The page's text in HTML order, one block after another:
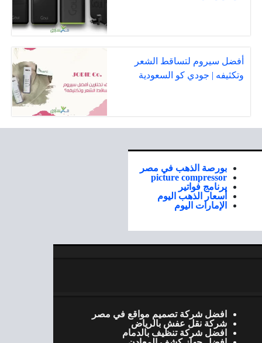
أفضل سيروم لتساقط الشعر
وتكثيفه | جودي كو السعودية
بورصة الذهب في مصر
picture compressor
برنامج فواتير
أسعار الذهب اليوم
الإمارات اليوم
افضل شركة تصميم مواقع في مصر
شركة نقل عفش بالرياض
افضل شركة تنظيف بالدمام